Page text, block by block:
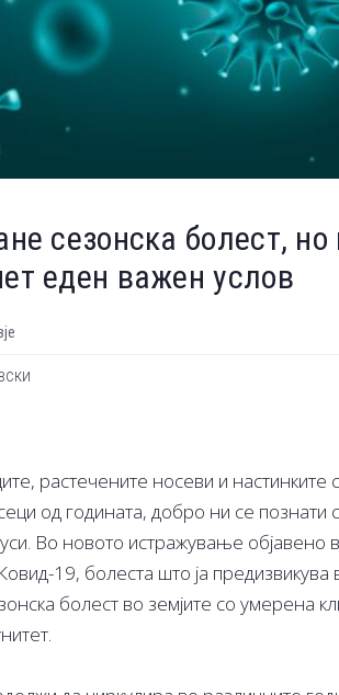
сезонска болест,
еден важен услов
растечените носеви и настинките
од годината, добро ни се познати
Во новото истражување објавено
19, болеста што ја
болест во земјите со умерена